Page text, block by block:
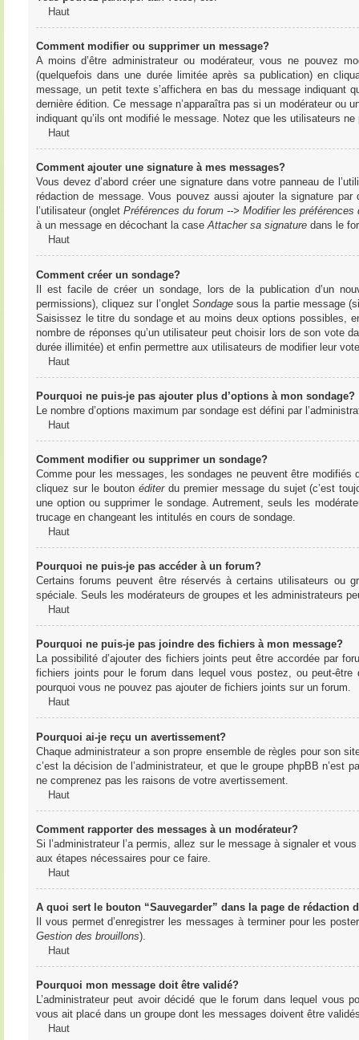
Haut
Comment modifier ou supprimer un message?
A moins d’être administrateur ou modérateur, vous ne pouvez
(quelquefois dans une durée limitée après sa publication) en
message, un petit texte s’affichera en bas du message indiquant
dernière édition. Ce message n’apparaîtra pas si un modérateur
indiquant qu’ils ont modifié le message. Notez que les utilisateurs
Haut
Comment ajouter une signature à mes messages?
Vous devez d’abord créer une signature dans votre panneau de
rédaction de message. Vous pouvez aussi ajouter la signature
l’utilisateur (onglet Préférences du forum --> Modifier les préférences
à un message en décochant la caseAttacher sa signaturedans le
Haut
Comment créer un sondage?
Il est facile de créer un sondage, lors de la publication d’un
permissions), cliquez sur l’onglet Sondagesous la partie message
Saisissez le titre du sondage et au moins deux options possibles,
nombre de réponses qu’un utilisateur peut choisir lors de son vote
durée illimitée) et enfin permettre aux utilisateurs de modifier leur
Haut
Pourquoi ne puis-je pas ajouter plus d’options à mon sondage?
Le nombre d’options maximum par sondage est défini par
Haut
Comment modifier ou supprimer un sondage?
Comme pour les messages, les sondages ne peuvent être modifiés
cliquez sur le bouton éditerdu premier message du sujet (c’est
une option ou supprimer le sondage. Autrement, seuls les
trucage en changeant les intitulés en cours de sondage.
Haut
Pourquoi ne puis-je pas accéder à un forum?
Certains forums peuvent être réservés à certains utilisateurs ou
spéciale. Seuls les modérateurs de groupes et les administrateurs
Haut
Pourquoi ne puis-je pas joindre des fichiers à mon message?
La possibilité d’ajouter des fichiers joints peut être accordée par
fichiers joints pour le forum dans lequel vous postez, ou peut-
pourquoi vous ne pouvez pas ajouter de fichiers joints sur un forum.
Haut
Pourquoi ai-je reçu un avertissement?
Chaque administrateur a son propre ensemble de règles pour son
c’est la décision de l’administrateur, et que le groupe phpBB n’est
ne comprenez pas les raisons de votre avertissement.
Haut
Comment rapporter des messages à un modérateur?
Si l’administrateur l’a permis, allez sur le message à signaler et
aux étapes nécessaires pour ce faire.
Haut
A quoi sert le bouton “Sauvegarder” dans la page de rédaction
Il vous permet d’enregistrer les messages à terminer pour les
Gestion des brouillons).
Haut
Pourquoi mon message doit être validé?
L’administrateur peut avoir décidé que le forum dans lequel vous
vous ait placé dans un groupe dont les messages doivent être
Haut